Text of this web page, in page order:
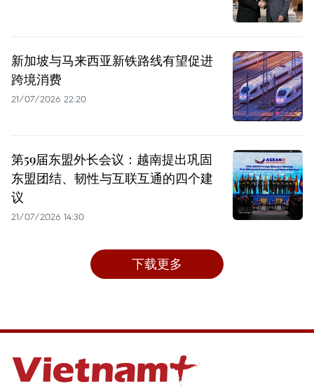
新加坡与马来西亚新铁路线有望促进
跨境消费
21/07/2026 22:20
第59届东盟外长会议：越南提出巩固
东盟团结、韧性与互联互通的四个建
议
21/07/2026 14:30
下载更多